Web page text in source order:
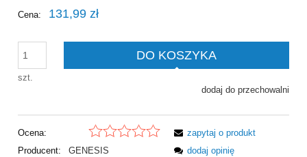
Cena: 131,99 zł
szt.
DO KOSZYKA
dodaj do przechowalni
Ocena:
Producent:
GENESIS
zapytaj o produkt
dodaj opinię